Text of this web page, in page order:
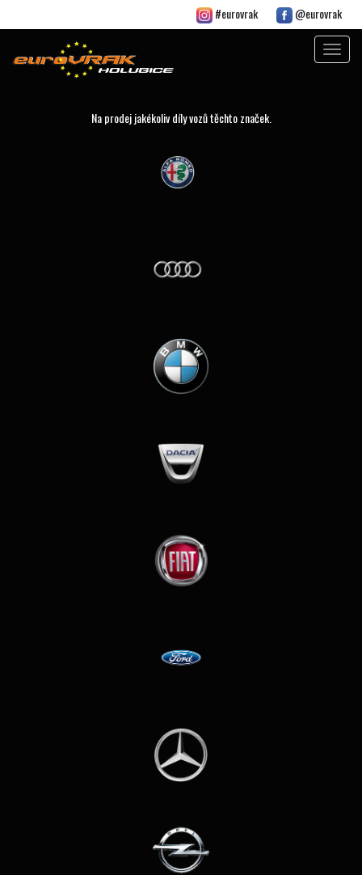
#eurovrak @eurovrak
Toggle
Na prodej jakékoliv díly vozů těchto značek.